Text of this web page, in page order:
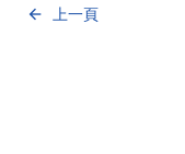
上一頁
arrow_back